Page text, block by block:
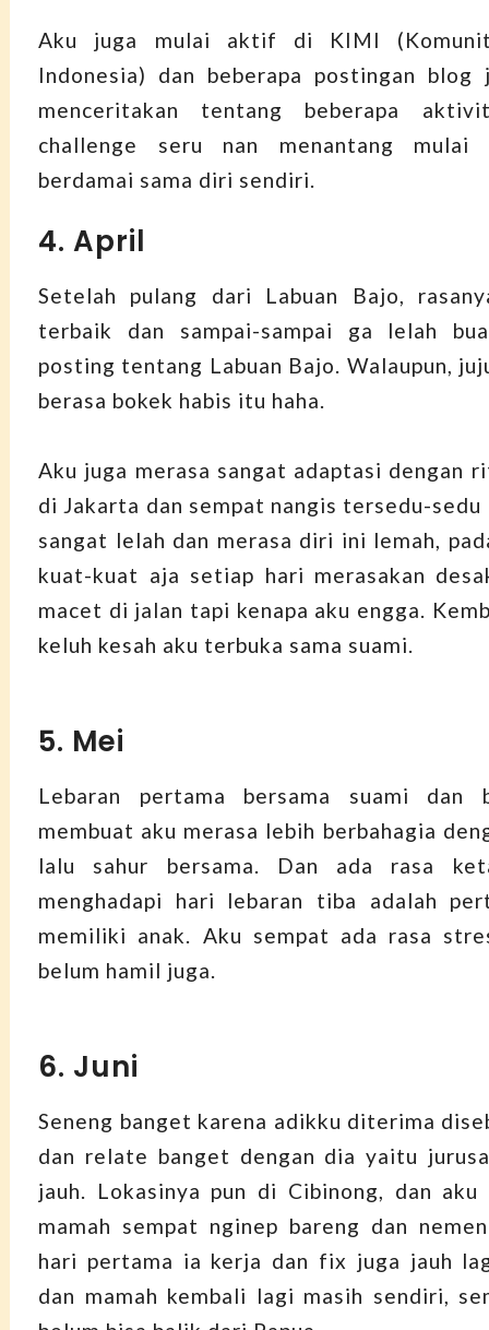
Aku juga mulai aktif di KIMI
Indonesia) dan beberapa postingan blog
menceritakan tentang beberapa
challenge seru nan menantang mulai
berdamai sama diri sendiri.
4. April
Setelah pulang dari Labuan Bajo,
terbaik dan sampai-sampai ga lelah
posting tentang Labuan Bajo. Walaupun,
berasa bokek habis itu haha.
Aku juga merasa sangat adaptasi dengan
di Jakarta dan sempat nangis tersedu-sedu
sangat lelah dan merasa diri ini lemah,
kuat-kuat aja setiap hari merasakan
macet di jalan tapi kenapa aku engga.
keluh kesah aku terbuka sama suami.
5. Mei
Lebaran pertama bersama suami dan
membuat aku merasa lebih berbahagia
lalu sahur bersama. Dan ada rasa
menghadapi hari lebaran tiba adalah
memiliki anak. Aku sempat ada rasa
belum hamil juga.
6. Juni
Seneng banget karena adikku diterima
dan relate banget dengan dia yaitu
jauh. Lokasinya pun di Cibinong, dan aku
mamah sempat nginep bareng dan
hari pertama ia kerja dan fix juga jauh
dan mamah kembali lagi masih sendiri,